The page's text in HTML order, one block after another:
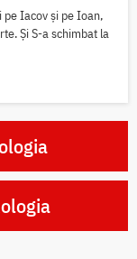
pe Iacov și pe Ioan,
Și S-a schimbat la